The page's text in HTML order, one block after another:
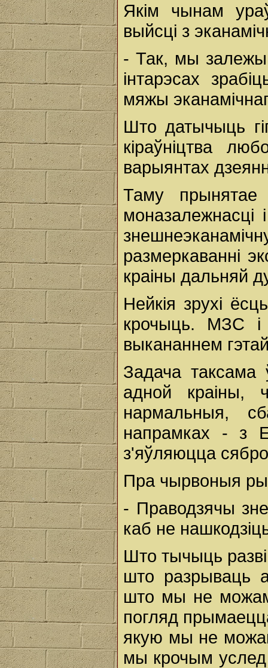
Якім чынам
выйсці з
- Так, мы
інтарэсах
мяжы
Што датычыць
кіраўніцтва
варыянтах
Таму
моназалежнасці
размеркаванні
краіны дальняй
Нейкія зрухі
крочыць. МЗС і
выкананнем
Задача
адной краіны,
нармальныя,
напрамках - з
з'яўляюцца
Пра чырвоныя
- Праводзячы
каб не
Што тычыць
што разрываць
што мы не можам
погляд
якую мы не
мы крочым